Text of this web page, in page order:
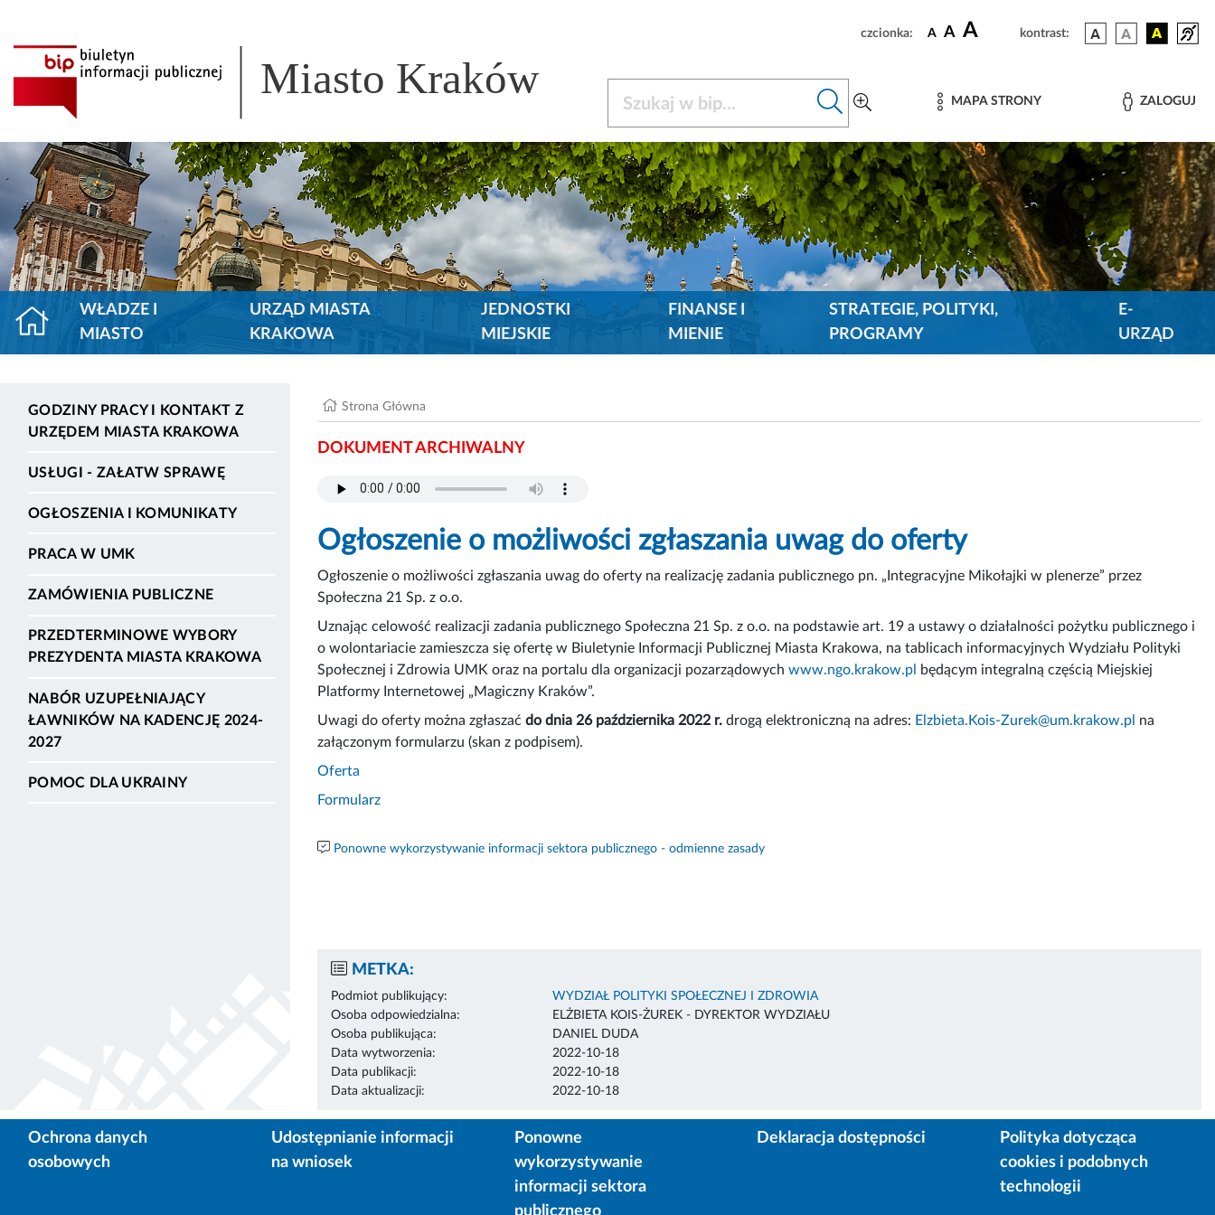
czcionka: A A A kontrast:
Miasto Kraków MAPA STRONY ZALOGUJ
WŁADZE I
MIASTO
URZĄD MIASTA
KRAKOWA
JEDNOSTKI
MIEJSKIE
FINANSE I
MIENIE
STRATEGIE, POLITYKI,
PROGRAMY
E-
URZĄD
GODZINY PRACY I KONTAKT Z
URZĘDEM MIASTA KRAKOWA
USŁUGI - ZAŁATW SPRAWĘ
OGŁOSZENIA I KOMUNIKATY
PRACA W UMK
ZAMÓWIENIA PUBLICZNE
PRZEDTERMINOWE WYBORY
PREZYDENTA MIASTA KRAKOWA
NABÓR UZUPEŁNIAJĄCY
ŁAWNIKÓW NA KADENCJĘ 2024-
2027
POMOC DLA UKRAINY
Strona Główna
DOKUMENT ARCHIWALNY
Ogłoszenie o możliwości zgłaszania uwag do oferty
Ogłoszenie o możliwości zgłaszania uwag do oferty na realizację zadania publicznego pn. „Integracyjne Mikołajki w plenerze” przez
Społeczna 21 Sp. z o.o.
Uznając celowość realizacji zadania publicznego Społeczna 21 Sp. z o.o. na podstawie art. 19 a ustawy o działalności pożytku publicznego i
o wolontariacie zamieszcza się ofertę w Biuletynie Informacji Publicznej Miasta Krakowa, na tablicach informacyjnych Wydziału Polityki
Społecznej i Zdrowia UMK oraz na portalu dla organizacji pozarządowych www.ngo.krakow.pl będącym integralną częścią Miejskiej
Platformy Internetowej „Magiczny Kraków”.
Uwagi do oferty można zgłaszać do dnia 26 października 2022 r. drogą elektroniczną na adres: Elzbieta.Kois-Zurek@um.krakow.pl na
załączonym formularzu (skan z podpisem).
Oferta
Formularz
Ponowne wykorzystywanie informacji sektora publicznego - odmienne zasady
METKA:
Podmiot publikujący:
WYDZIAŁ POLITYKI SPOŁECZNEJ I ZDROWIA
Osoba odpowiedzialna:
ELŻBIETA KOIS-ŻUREK - DYREKTOR WYDZIAŁU
Osoba publikująca:
DANIEL DUDA
Data wytworzenia:
2022-10-18
Data publikacji:
2022-10-18
Data aktualizacji:
2022-10-18
Ochrona danych
osobowych
Udostępnianie informacji
na wniosek
Ponowne
wykorzystywanie
informacji sektora
publicznego
Deklaracja dostępności
Polityka dotycząca
cookies i podobnych
technologii